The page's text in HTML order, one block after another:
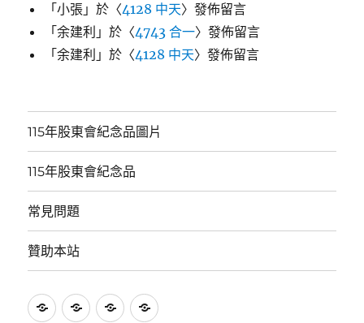
「小張 」於〈4128 中天〉發佈留言
「余建利 」於〈4743 合一〉發佈留言
「余建利 」於〈4128 中天〉發佈留言
115年股東會紀念品圖片
115年股東會紀念品
常見問題
贊助本站
115
115
常
贊